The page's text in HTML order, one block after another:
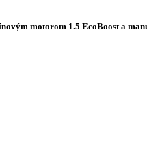
motorom 1.5 EcoBoost a